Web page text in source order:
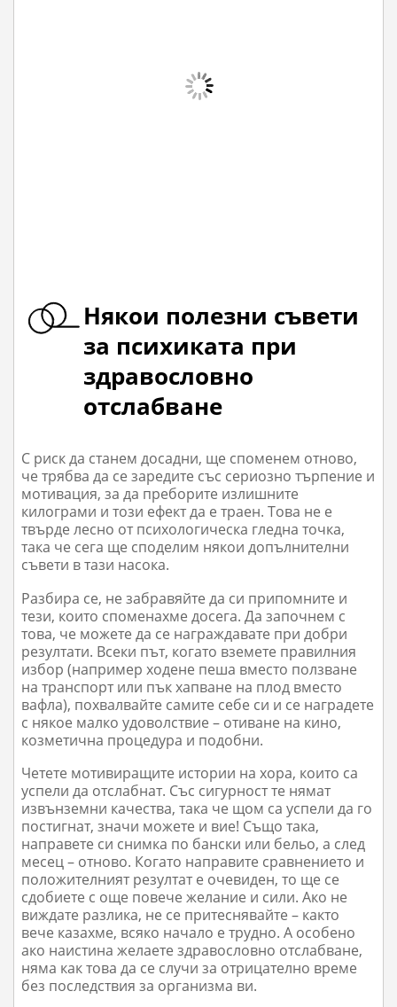
Някои полезни съвети
за психиката при
здравословно
отслабване
С риск да станем досадни, ще споменем отново,
че трябва да се заредите със сериозно търпение и
мотивация, за да преборите излишните
килограми и този ефект да е траен. Това не е
твърде лесно от психологическа гледна точка,
така че сега ще споделим някои допълнителни
съвети в тази насока.
Разбира се, не забравяйте да си припомните и
тези, които споменахме досега. Да започнем с
това, че можете да се награждавате при добри
резултати. Всеки път, когато вземете правилния
избор (например ходене пеша вместо ползване
на транспорт или пък хапване на плод вместо
вафла), похвалвайте самите себе си и се наградете
с някое малко удоволствие – отиване на кино,
козметична процедура и подобни.
Четете мотивиращите истории на хора, които са
успели да отслабнат. Със сигурност те нямат
извънземни качества, така че щом са успели да го
постигнат, значи можете и вие! Също така,
направете си снимка по бански или бельо, а след
месец – отново. Когато направите сравнението и
положителният резултат е очевиден, то ще се
сдобиете с още повече желание и сили. Ако не
виждате разлика, не се притеснявайте – както
вече казахме, всяко начало е трудно. А особено
ако наистина желаете здравословно отслабване,
няма как това да се случи за отрицателно време
без последствия за организма ви.